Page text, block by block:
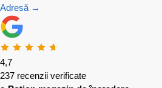
Adresă →
4,7
237 recenzii verificate